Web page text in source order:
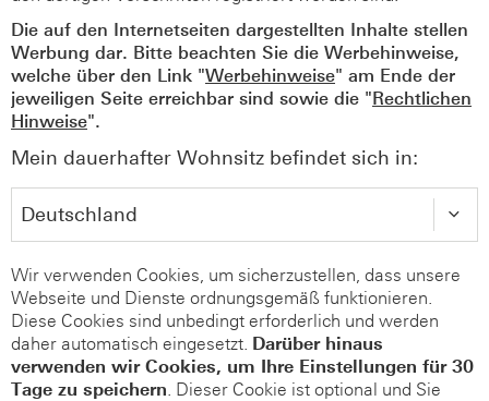
Die auf den Internetseiten dargestellten Inhalte stellen
Werbung dar. Bitte beachten Sie die Werbehinweise,
welche über den Link "Werbehinweise" am Ende der
jeweiligen Seite erreichbar sind sowie die "Rechtlichen
Hinweise".
Mein dauerhafter Wohnsitz befindet sich in:
Wir verwenden Cookies, um sicherzustellen, dass unsere
Webseite und Dienste ordnungsgemäß funktionieren.
Diese Cookies sind unbedingt erforderlich und werden
daher automatisch eingesetzt. Darüber hinaus
verwenden wir Cookies, um Ihre Einstellungen für 30
Tage zu speichern. Dieser Cookie ist optional und Sie